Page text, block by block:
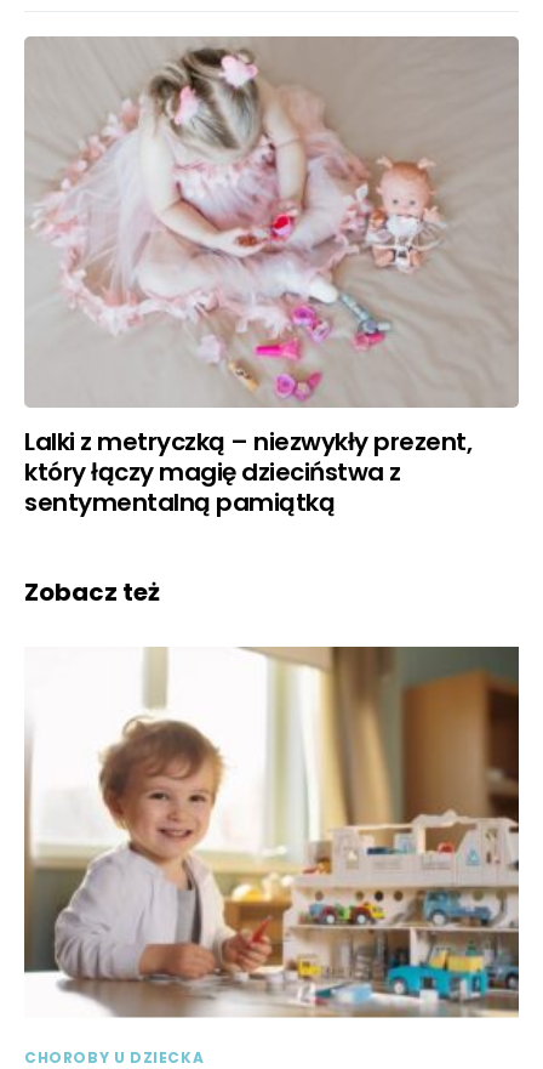
Lalki z metryczką – niezwykły prezent,
który łączy magię dzieciństwa z
sentymentalną pamiątką
Zobacz też
CHOROBY U DZIECKA